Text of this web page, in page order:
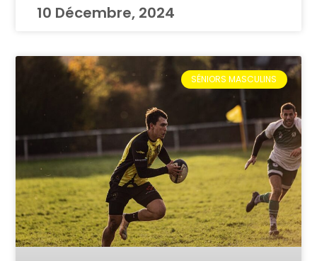
10 Décembre, 2024
SÉNIORS MASCULINS